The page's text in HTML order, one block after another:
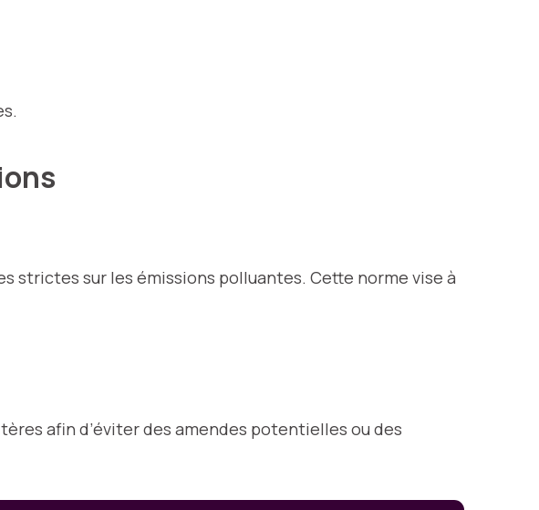
strictes sur les émissions polluantes. Cette norme vise à
afin d’éviter des amendes potentielles ou des